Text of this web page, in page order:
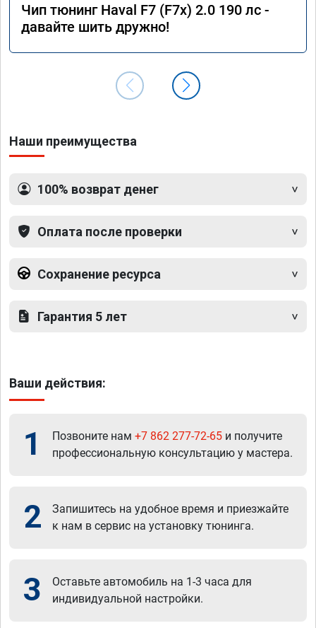
Чип тюнинг Haval F7 (F7x) 2.0 190 лс -
давайте шить дружно!
Наши преимущества
100% возврат денег
Оплата после проверки
Сохранение ресурса
Гарантия 5 лет
Ваши действия:
1 Позвоните нам +7 862 277-72-65 и получите
профессиональную консультацию у мастера.
2
Запишитесь на удобное время и приезжайте
к нам в сервис на установку тюнинга.
3
Оставьте автомобиль на 1-3 часа для
индивидуальной настройки.